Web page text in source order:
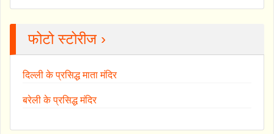
फोटो स्टोरीज ›
दिल्ली के प्रसिद्ध माता मंदिर
बरेली के प्रसिद्ध मंदिर